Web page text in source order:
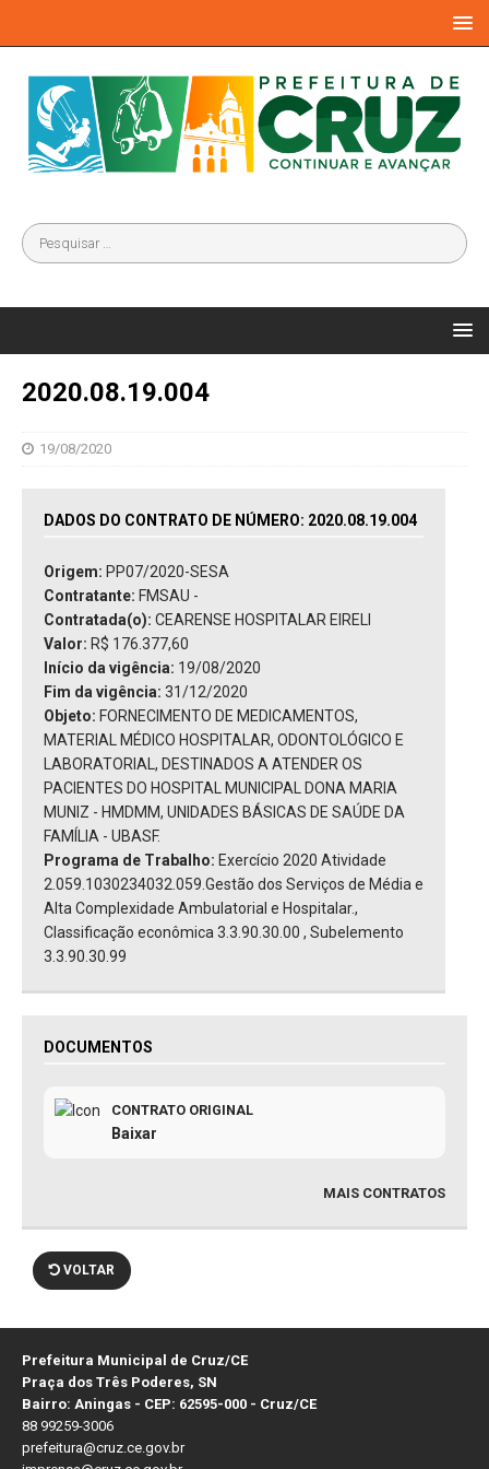
2020.08.19.004
19/08/2020
DADOS DO CONTRATO DE NÚMERO: 2020.08.19.004
Origem: PP07/2020-SESA
Contratante: FMSAU -
Contratada(o): CEARENSE HOSPITALAR EIRELI
Valor: R$ 176.377,60
Início da vigência: 19/08/2020
Fim da vigência: 31/12/2020
Objeto: FORNECIMENTO DE MEDICAMENTOS,
MATERIAL MÉDICO HOSPITALAR, ODONTOLÓGICO E
LABORATORIAL, DESTINADOS A ATENDER OS
PACIENTES DO HOSPITAL MUNICIPAL DONA MARIA
MUNIZ - HMDMM, UNIDADES BÁSICAS DE SAÚDE DA
FAMÍLIA - UBASF.
Programa de Trabalho: Exercício 2020 Atividade
2.059.1030234032.059.Gestão dos Serviços de Média e
Alta Complexidade Ambulatorial e Hospitalar.,
Classificação econômica 3.3.90.30.00 , Subelemento
3.3.90.30.99
DOCUMENTOS
CONTRATO ORIGINAL
Baixar
MAIS CONTRATOS
VOLTAR
Prefeitura Municipal de Cruz/CE
Praça dos Três Poderes, SN
Bairro: Aningas - CEP: 62595-000 - Cruz/CE
88 99259-3006
prefeitura@cruz.ce.gov.br